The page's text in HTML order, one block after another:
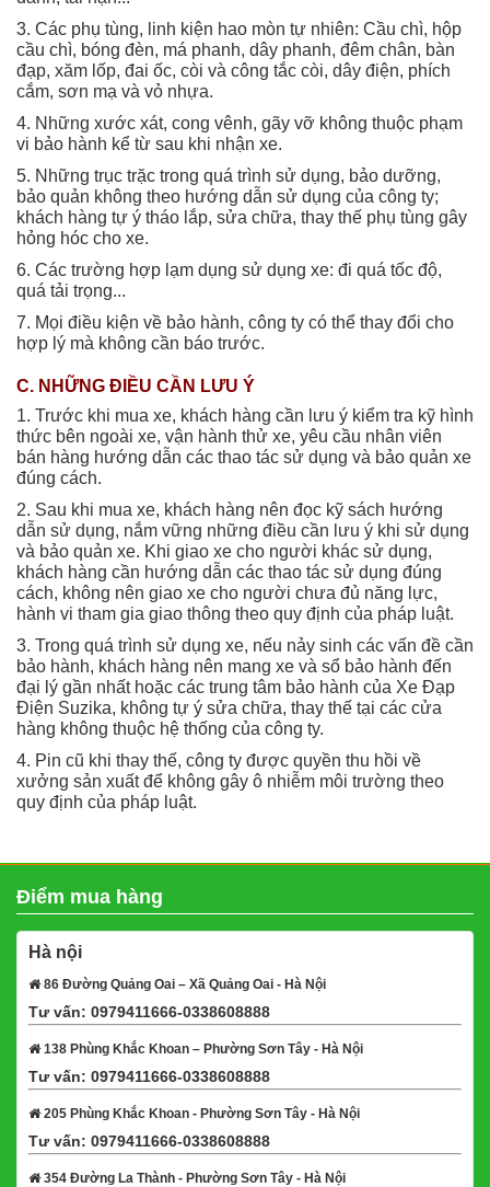
3. Các phụ tùng, linh kiện hao mòn tự nhiên: Cầu chì, hộp
cầu chì, bóng đèn, má phanh, dây phanh, đêm chân, bàn
đạp, xăm lốp, đai ốc, còi và công tắc còi, dây điện, phích
cắm, sơn mạ và vỏ nhựa.
4. Những xước xát, cong vênh, gãy vỡ không thuộc phạm
vi bảo hành kể từ sau khi nhận xe.
5. Những trục trặc trong quá trình sử dụng, bảo dưỡng,
bảo quản không theo hướng dẫn sử dụng của công ty;
khách hàng tự ý tháo lắp, sửa chữa, thay thế phụ tùng gây
hỏng hóc cho xe.
6. Các trường hợp lạm dụng sử dụng xe: đi quá tốc độ,
quá tải trọng...
7. Mọi điều kiện về bảo hành, công ty có thể thay đổi cho
hợp lý mà không cần báo trước.
C. NHỮNG ĐIỀU CẦN LƯU Ý
1. Trước khi mua xe, khách hàng cần lưu ý kiểm tra kỹ hình
thức bên ngoài xe, vận hành thử xe, yêu cầu nhân viên
bán hàng hướng dẫn các thao tác sử dụng và bảo quản xe
đúng cách.
2. Sau khi mua xe, khách hàng nên đọc kỹ sách hướng
dẫn sử dụng, nắm vững những điều cần lưu ý khi sử dụng
và bảo quản xe. Khi giao xe cho người khác sử dụng,
khách hàng cần hướng dẫn các thao tác sử dụng đúng
cách, không nên giao xe cho người chưa đủ năng lực,
hành vi tham gia giao thông theo quy định của pháp luật.
3. Trong quá trình sử dụng xe, nếu nảy sinh các vấn đề cần
bảo hành, khách hàng nên mang xe và sổ bảo hành đến
đại lý gần nhất hoặc các trung tâm bảo hành của Xe Đạp
Điện Suzika, không tự ý sửa chữa, thay thế tại các cửa
hàng không thuộc hệ thống của công ty.
4. Pin cũ khi thay thế, công ty được quyền thu hồi về
xưởng sản xuất để không gây ô nhiễm môi trường theo
quy định của pháp luật.
Điểm mua hàng
Hà nội
86 Đường Quảng Oai – Xã Quảng Oai - Hà Nội
Tư vấn: 0979411666-0338608888
138 Phùng Khắc Khoan – Phường Sơn Tây - Hà Nội
Tư vấn: 0979411666-0338608888
205 Phùng Khắc Khoan - Phường Sơn Tây - Hà Nội
Tư vấn: 0979411666-0338608888
354 Đường La Thành - Phường Sơn Tây - Hà Nội